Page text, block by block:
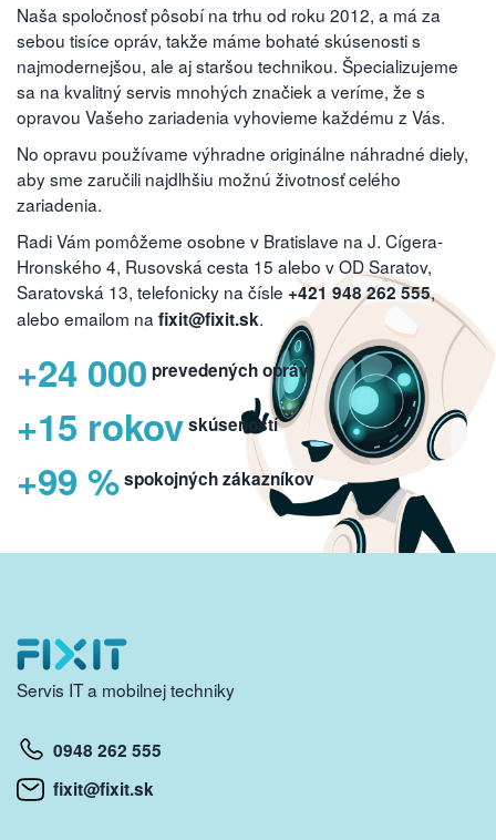
Naša spoločnosť pôsobí na trhu od roku 2012, a má za
sebou tisíce opráv, takže máme bohaté skúsenosti s
najmodernejšou, ale aj staršou technikou. Špecializujeme
sa na kvalitný servis mnohých značiek a veríme, že s
opravou Vašeho zariadenia vyhovieme každému z Vás.
No opravu používame výhradne originálne náhradné diely,
aby sme zaručili najdlhšiu možnú životnosť celého
zariadenia.
Radi Vám pomôžeme osobne v Bratislave na J. Cígera-
Hronského 4, Rusovská cesta 15 alebo v OD Saratov,
Saratovská 13, telefonicky na čísle +421 948 262 555,
alebo emailom na fixit@fixit.sk.
+24 000 prevedených opráv
+15 rokovskúseností
+99 %spokojných zákazníkov
Servis IT a mobilnej techniky
0948 262 555
fixit@fixit.sk